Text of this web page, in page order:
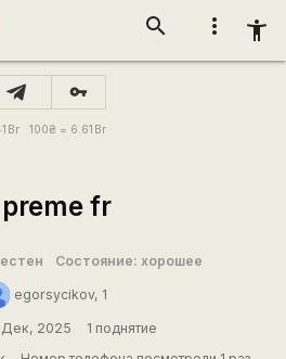
more_vert accessibility_new
search
vpn_key
Br 100₴ = 6.61 Br
fr
Состояние: хорошее
egorsycikov, 1
Дек, 2025
1 поднятие